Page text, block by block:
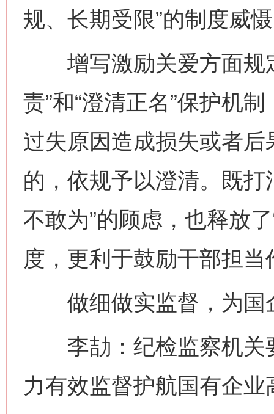
规、长期受限”的制度威
增写激励关爱方面规
责”和“澄清正名”保护机
过失原因造成损失或者
的，依规予以澄清。既
不敢为”的顾虑，也释放
度，更利于鼓励干部担当
做细做实监督，为国
李劼：纪检监察机关
力有效监督护航国有企业